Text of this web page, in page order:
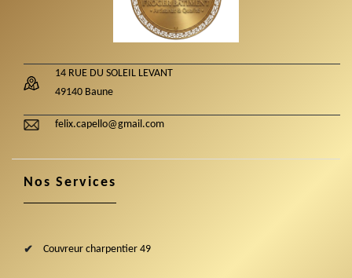
14 RUE DU SOLEIL LEVANT
49140 Baune
felix.capello@gmail.com
Nos Services
Couvreur charpentier 49